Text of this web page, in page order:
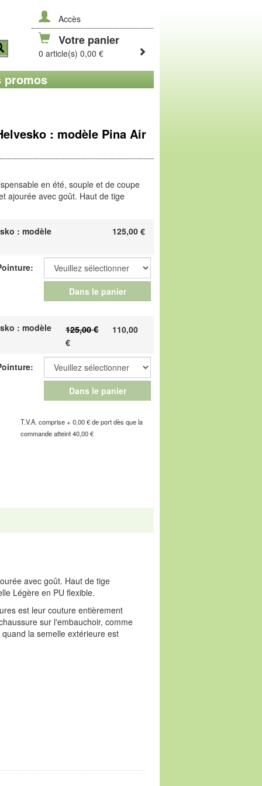
Accès
Votre panier
0 article(s) 0,00 €
promos
: modèle Pina Air
en été, souple et de coupe
ajourée avec goût. Haut de tige
de la cordonnerie traditionnelle.
sont cousues ensemble point par
sur l'embauchoir, comme
extérieure. La souplesse de la
quand la semelle extérieure est
de votre vie !
l'Industrie, F-67160 Wissembourg, E-
Dans le panier
: modèle 125,00 €
Dans le panier
: modèle 125,00 €
110,00
€
T.V.A. comprise + 0,00 € de port dès que la
commande atteint 40,00 €
avec goût. Haut de tige
Légère en PU flexible.
est leur couture entièrement
sur l'embauchoir, comme
la semelle extérieure est